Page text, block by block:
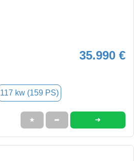
35.990 €
117 kw (159 PS)
★ ➦ ➜